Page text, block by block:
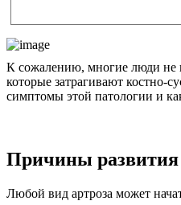
К сожалению, многие люди не
которые затрагивают костно-
симптомы этой патологии и
Причины развития
Любой вид артроза может